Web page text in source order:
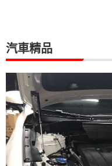
汽車精品